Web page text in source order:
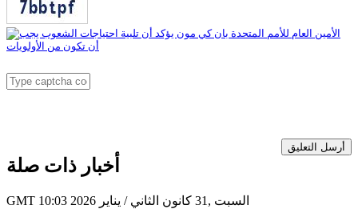
أرسل التعليق
أخبار ذات صلة
GMT 10:03 2026 السبت ,31 كانون الثاني / يناير